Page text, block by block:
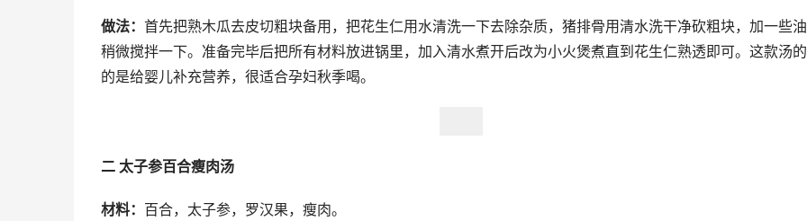
做法： 首先把熟木瓜去皮切粗块备用，把花生仁用水清洗一下去除杂质，猪排骨用清水洗干净砍粗块，加一些
稍微搅拌一下。准备完毕后把所有材料放进锅里，加入清水煮开后改为小火煲煮直到花生仁熟透即可。这款汤
的是给婴儿补充营养，很适合孕妇秋季喝。
二 太子参百合瘦肉汤
材料： 百合，太子参，罗汉果，瘦肉。